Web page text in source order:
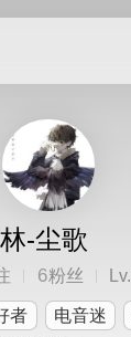
-尘歌
6粉丝 Lv.
者 电音迷